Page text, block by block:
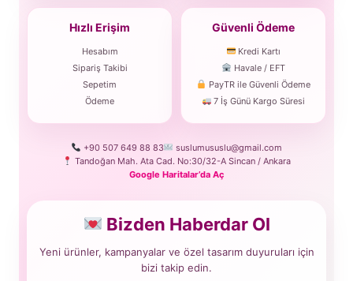
Hızlı Erişim
Hesabım
Sipariş Takibi
Sepetim
Ödeme
Güvenli Ödeme
Kredi Kartı
Havale / EFT
PayTR ile Güvenli Ödeme
7 İş Günü Kargo Süresi
+90 507 649 88 83
suslumususlu@gmail.com
Tandoğan Mah. Ata Cad. No:30/32-A Sincan / Ankara
Google Haritalar’da Aç
Bizden Haberdar Ol
Yeni ürünler, kampanyalar ve özel tasarım duyuruları için
bizi takip edin.